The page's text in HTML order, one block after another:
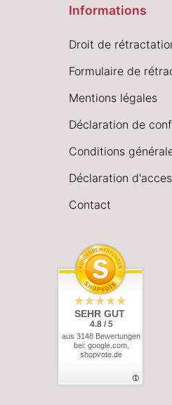
Informations
Droit de
Formulaire de
Mentions légales
Déclaration de
Conditions
Déclaration
Contact
SEHR GUT
4.8 / 5
aus 3148 Bewertungen
bei: google.com,
shopvote.de